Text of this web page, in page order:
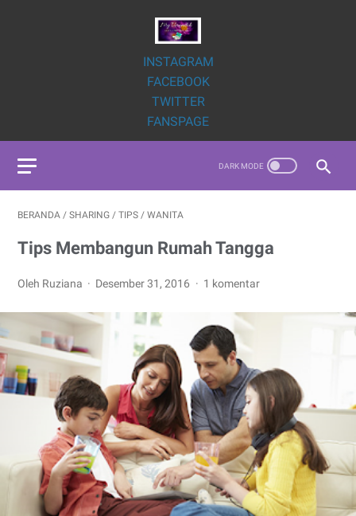
INSTAGRAM
FACEBOOK
TWITTER
FANSPAGE
BERANDA / SHARING / TIPS / WANITA
Tips Membangun Rumah Tangga
Oleh Ruziana Desember 31, 2016 1 komentar